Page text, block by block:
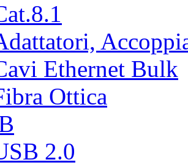
Ethernet Bulk
Ottica
2.0